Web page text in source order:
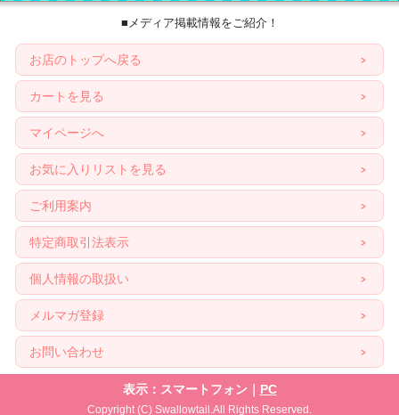
■メディア掲載情報をご紹介！
お店のトップへ戻る
カートを見る
マイページへ
お気に入りリストを見る
ご利用案内
特定商取引法表示
個人情報の取扱い
メルマガ登録
お問い合わせ
表示：スマートフォン｜ PC
Copyright (C) Swallowtail.All Rights Reserved.